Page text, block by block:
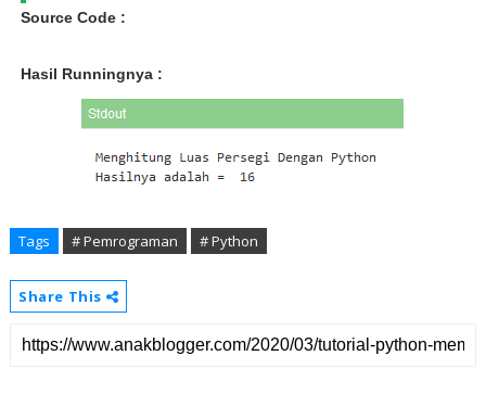
Source Code :
Hasil Runningnya :
Tags # Pemrograman # Python
Share This